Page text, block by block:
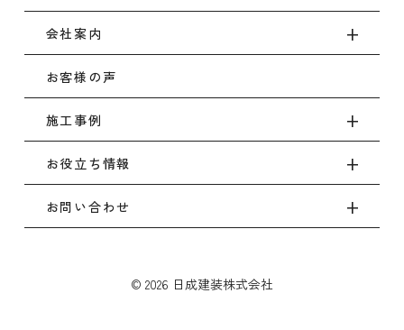
会社案内
お客様の声
施工事例
お役立ち情報
お問い合わせ
© 2026 日成建装株式会社